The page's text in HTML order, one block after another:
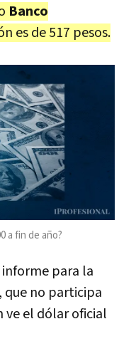
Banco
es de 517 pesos.
a fin de año?
para la
que no participa
ve el dólar oficial